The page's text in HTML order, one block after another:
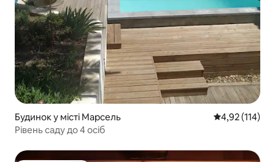
Будинок у місті Марсель Середня
4,92 (114)
Рівень саду до 4 осіб